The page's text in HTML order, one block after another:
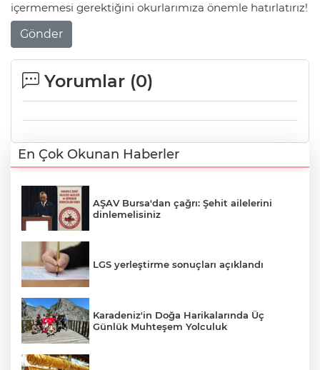
içermemesi gerektiğini okurlarımıza önemle hatırlatırız!
Gönder
Yorumlar (0)
En Çok Okunan Haberler
AŞAV Bursa'dan çağrı: Şehit ailelerini
dinlemelisiniz
LGS yerleştirme sonuçları açıklandı
Karadeniz'in Doğa Harikalarında Üç
Günlük Muhteşem Yolculuk